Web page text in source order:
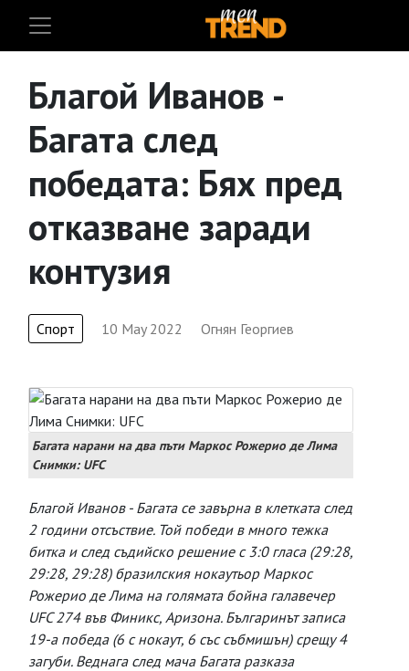
Благой Иванов -
Багата след
победата: Бях пред
отказване заради
контузия
Спорт 10 May 2022 Огнян Георгиев
Багата нарани на два пъти Маркос Рожерио де Лима
Снимки: UFC
Благой Иванов - Багата се завърна в клетката след
2 години отсъствие. Той победи в много тежка
битка и след съдийско решение с 3:0 гласа (29:28,
29:28, 29:28) бразилския нокаутьор Маркос
Рожерио де Лима на голямата бойна галавечер
UFC 274 във Финикс, Аризона. Българинът записа
19-а победа (6 с нокаут, 6 със събмишън) срещу 4
загуби. Веднага след мача Багата разказа